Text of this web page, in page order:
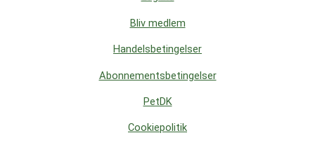
Bliv medlem
Handelsbetingelser
Abonnementsbetingelser
PetDK
Cookiepolitik